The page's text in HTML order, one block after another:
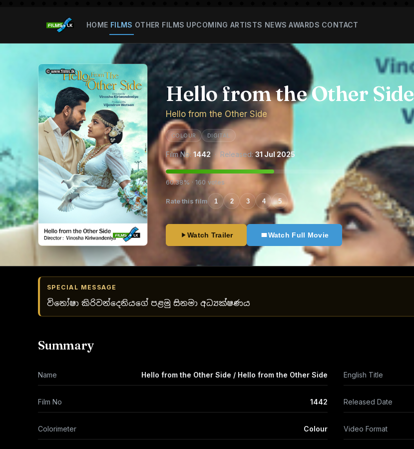
HOME FILMS OTHER FILMS UPCOMING ARTISTS NEWS AWARDS CONTACT
Hello from the Other Side
Hello from the Other Side
COLOUR DIGITAL
Film No: 1442 · Released:31 Jul 2025
60.38% · 160 votes
Rate this film 1 2 3 4 5
Watch Trailer Watch Full Movie
SPECIAL MESSAGE
විනෝෂා කිරිවන්දෙනියගේ පළමු සිනමා අධ්‍යක්ෂණය
Summary
Name Hello from the Other Side / Hello from the Other Side English Title
Film No 1442 Released Date
Colorimeter Colour Video Format